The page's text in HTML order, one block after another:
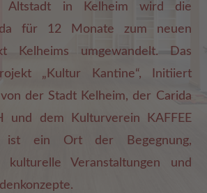
in Kelheim wird die
für 12 Monate zum neuen
Kelheims umgewandelt. Das
„Kultur Kantine“, Initiiert
der Stadt Kelheim, der Carida
und dem Kulturverein KAFFEE
ist ein Ort der Begegnung,
kulturelle Veranstaltungen und